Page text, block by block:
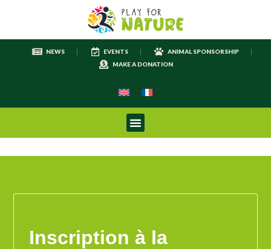
NEWS EVENTS
ANIMAL SPONSORSHIP
MAKE A DONATION
Inscription à la